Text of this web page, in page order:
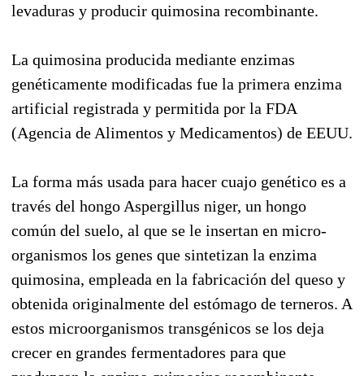
levaduras y producir quimosina recombinante.
La quimosina producida mediante enzimas
genéticamente modificadas fue la primera enzima
artificial registrada y permitida por la FDA
(Agencia de Alimentos y Medicamentos) de EEUU.
La forma más usada para hacer cuajo genético es a
través del hongo Aspergillus niger, un hongo
común del suelo, al que se le insertan en micro-
organismos los genes que sintetizan la enzima
quimosina, empleada en la fabricación del queso y
obtenida originalmente del estómago de terneros. A
estos microorganismos transgénicos se los deja
crecer en grandes fermentadores para que